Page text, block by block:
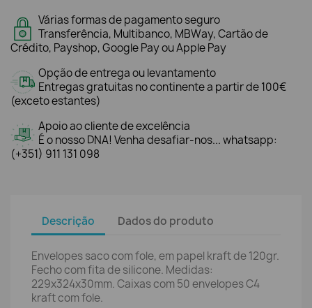
Várias formas de pagamento seguro
Transferência, Multibanco, MBWay, Cartão de
Crédito, Payshop, Google Pay ou Apple Pay
Opção de entrega ou levantamento
Entregas gratuitas no continente a partir de 100€
(exceto estantes)
Apoio ao cliente de excelência
É o nosso DNA! Venha desafiar-nos... whatsapp:
(+351) 911 131 098
Descrição Dados do produto
Envelopes saco com fole, em papel kraft de 120gr.
Fecho com fita de silicone. Medidas:
229x324x30mm. Caixas com 50 envelopes C4
kraft com fole.